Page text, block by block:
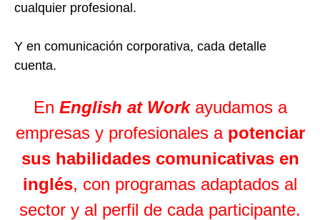
cualquier profesional.
Y en comunicación corporativa, cada detalle
cuenta.
En English at Workayudamos a
empresas y profesionales a potenciar
sus habilidades comunicativas en
inglés, con programas adaptados al
sector y al perfil de cada participante.